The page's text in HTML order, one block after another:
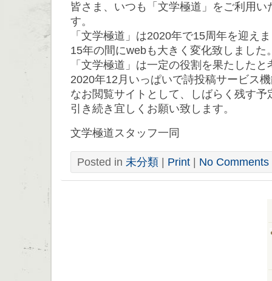
皆さま、いつも「文学極道」をご利用
す。
「文学極道」は2020年で15周年を迎え
15年の間にwebも大きく変化致しました
「文学極道」は一定の役割を果たしたと
2020年12月いっぱいで詩投稿サービス
なお閲覧サイトとして、しばらく残す予
引き続き宜しくお願い致します。
文学極道スタッフ一同
Posted in 未分類 | Print | No Comments